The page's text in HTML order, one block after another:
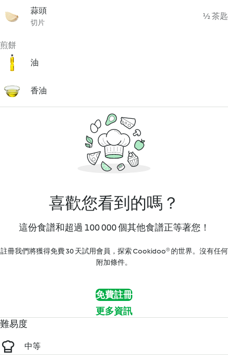
蒜頭
切片
½ 茶匙
煎餅
油
香油
喜歡您看到的嗎？
這份食譜和超過 100 000 個其他食譜正等著您！
註冊我們將獲得免費 30 天試用會員，探索 Cookidoo® 的世界。沒有任何
附加條件。
免費註冊
更多資訊
難易度
中等